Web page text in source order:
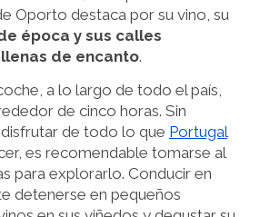
Oporto destaca por su vino, su
época y sus calles
de encanto.
a lo largo de todo el país,
de cinco horas. Sin
de todo lo que Portugal
es recomendable tomarse al
para explorarlo. Conducir en
detenerse en pequeños